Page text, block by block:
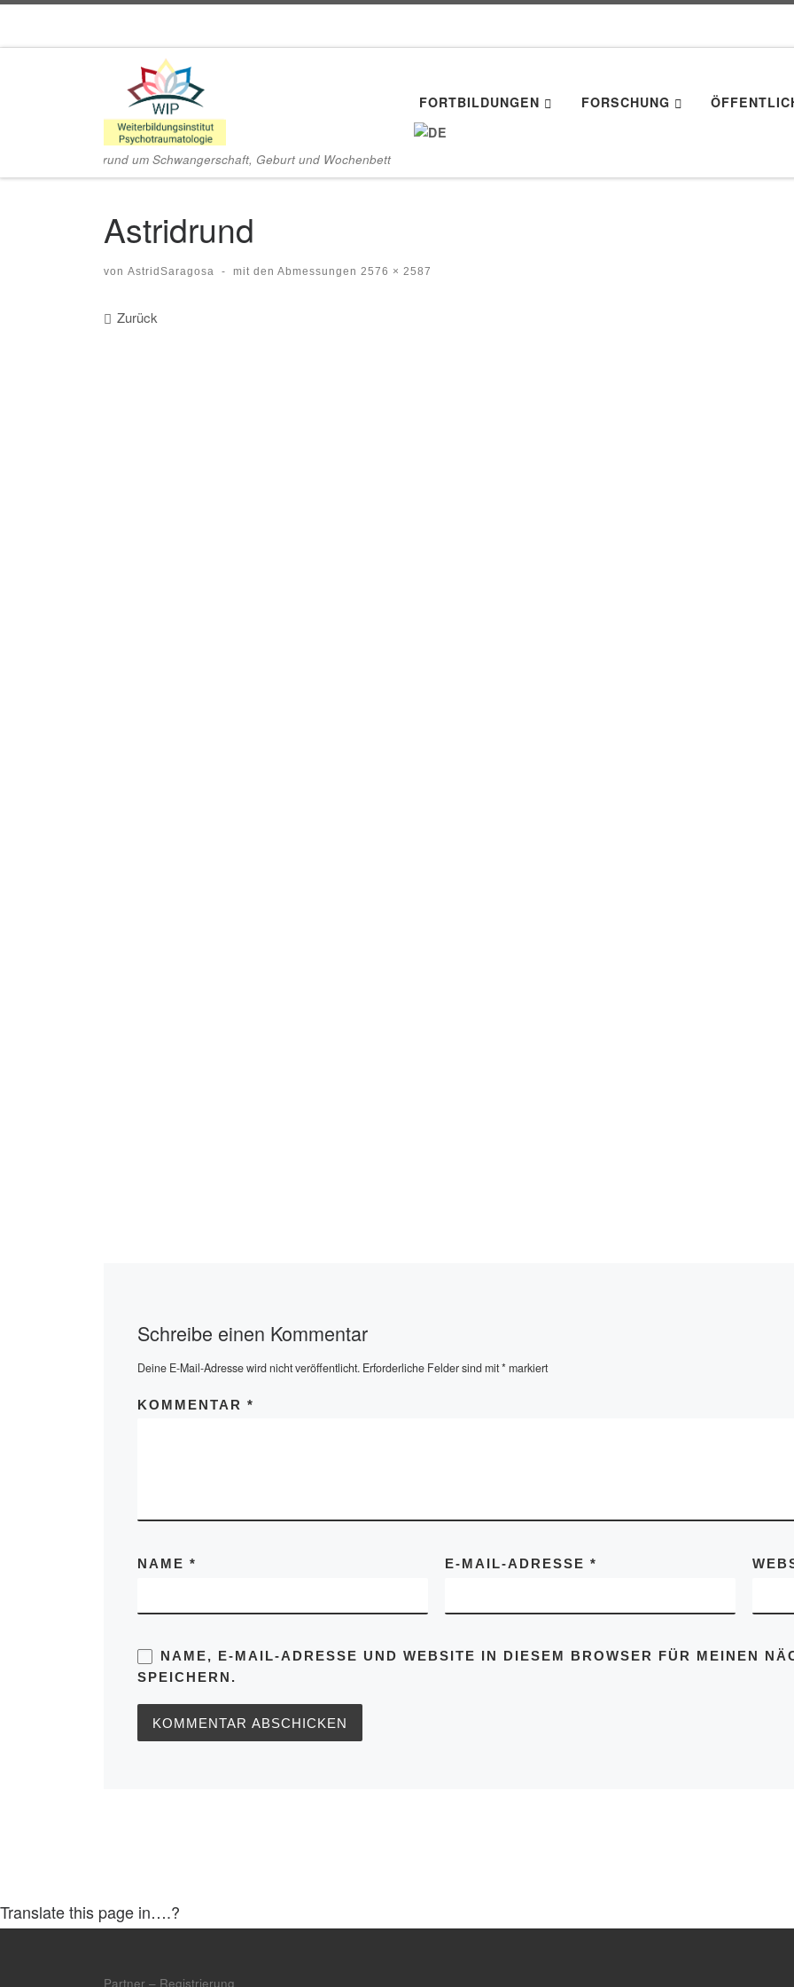
rund um Schwangerschaft, Geburt und Wochenbett
FORTBILDUNGEN FORSCHUNG
Astridrund
von AstridSaragosa - mit den Abmessungen 2576 × 2587
Bilder Navigation
Zurück
Schreibe einen Kommentar
Deine E-Mail-Adresse wird nicht veröffentlicht. Erforderliche Felder sind mit*markiert
KOMMENTAR *
NAME * E-MAIL-ADRESSE *
NAME, E-MAIL-ADRESSE UND WEBSITE IN DIESEM BROWSER FÜR MEINEN
SPEICHERN.
Translate this page in….?
Partner – Registrierung